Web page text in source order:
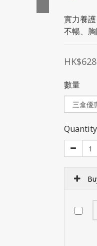
實力養
不暢、
數量
Quantity